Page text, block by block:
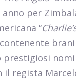
anno per
“
prestigiosi
il regista